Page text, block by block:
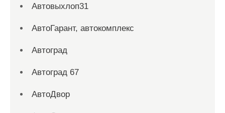
Автовыхлоп31
АвтоГарант, автокомплекс
Автоград
Автоград 67
АвтоДвор